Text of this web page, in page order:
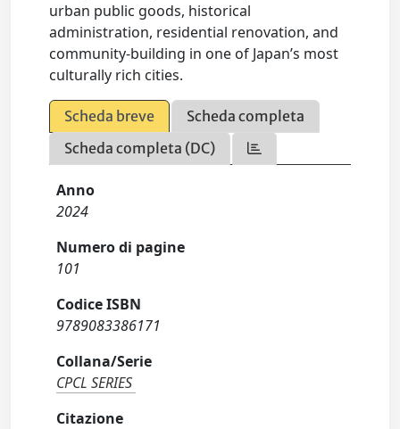
urban public goods, historical
administration, residential renovation, and
community-building in one of Japan’s most
culturally rich cities.
Scheda breve
Scheda completa
Scheda completa (DC)
Anno
2024
Numero di pagine
101
Codice ISBN
9789083386171
Collana/Serie
CPCL SERIES
Citazione